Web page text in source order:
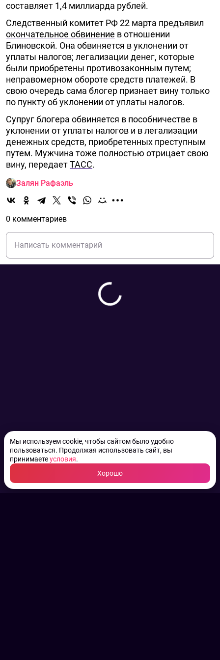
Мы используем cookie, чтобы сайтом было удобно
пользоваться. Продолжая использовать сайт, вы
принимаетеусловия.
Хорошо
составляет 1,4 миллиарда рублей.
Следственный комитет РФ 22 марта предъявил
окончательное обвинение в отношении
Блиновской. Она обвиняется в уклонении от
уплаты налогов; легализации денег, которые
были приобретены противозаконным путем;
неправомерном обороте средств платежей. В
свою очередь сама блогер признает вину только
по пункту об уклонении от уплаты налогов.
Супруг блогера обвиняется в пособничестве в
уклонении от уплаты налогов и в легализации
денежных средств, приобретенных преступным
путем. Мужчина тоже полностью отрицает свою
вину, передаетТАСС.
Залян Рафаэль
0 комментариев